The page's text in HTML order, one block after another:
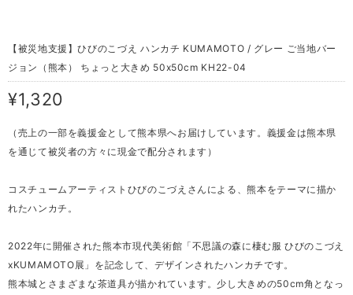
【被災地支援】ひびのこづえ ハンカチ KUMAMOTO / グレー ご当地バー
ジョン（熊本） ちょっと大きめ 50x50cm KH22-04
¥1,320
（売上の一部を義援金として熊本県へお届けしています。義援金は熊本県
を通じて被災者の方々に現金で配分されます）
コスチュームアーティストひびのこづえさんによる、熊本をテーマに描か
れたハンカチ。
2022年に開催された熊本市現代美術館「不思議の森に棲む服 ひびのこづえ
xKUMAMOTO展」を記念して、デザインされたハンカチです。
熊本城とさまざまな茶道具が描かれています。少し大きめの50cm角となっ